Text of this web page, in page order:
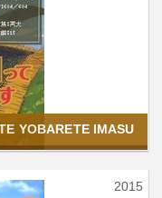
YOBARETE IMASU
2015